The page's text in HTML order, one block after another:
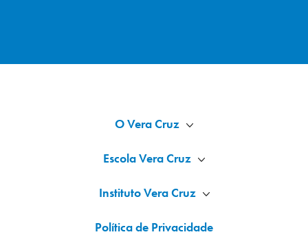
O Vera Cruz
Escola Vera Cruz
Instituto Vera Cruz
Política de Privacidade